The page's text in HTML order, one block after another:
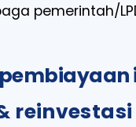
pemerintah/